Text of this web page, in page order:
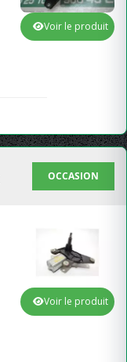
Voir le produit
OCCASION
Voir le produit